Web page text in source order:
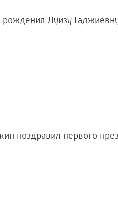
Луизу
поздравил первого